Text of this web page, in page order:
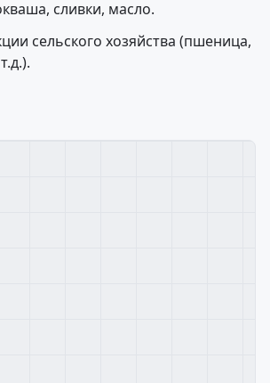
сливки, масло.
сельского хозяйства (пшеница,